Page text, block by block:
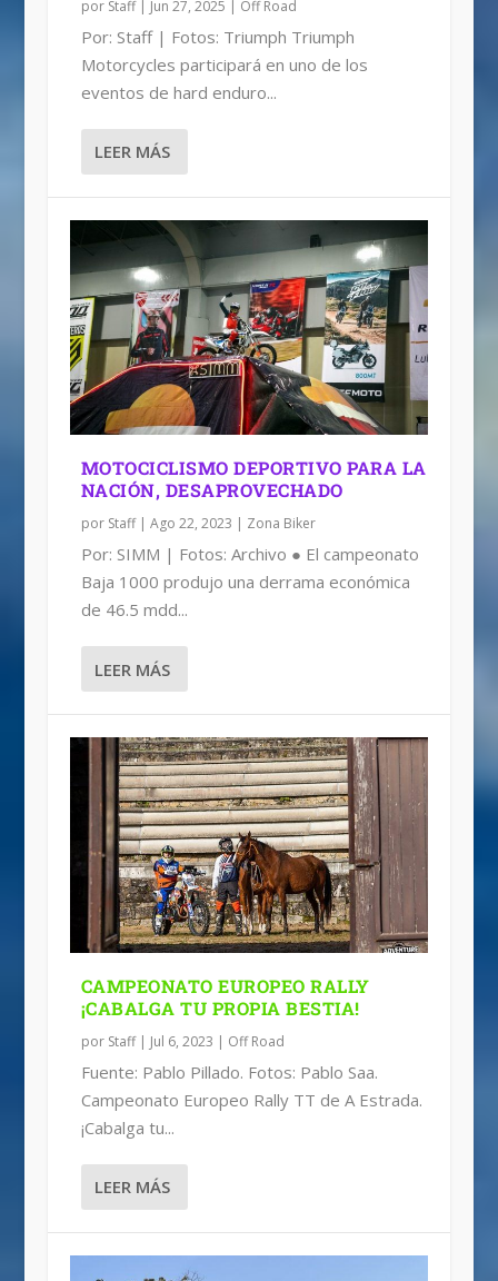
por Staff| Jun 27, 2025 | Off Road
Por: Staff | Fotos: Triumph Triumph
Motorcycles participará en uno de los
eventos de hard enduro...
LEER MÁS
MOTOCICLISMO DEPORTIVO PARA LA
NACIÓN, DESAPROVECHADO
por Staff| Ago 22, 2023 | Zona Biker
Por: SIMM | Fotos: Archivo ● El campeonato
Baja 1000 produjo una derrama económica
de 46.5 mdd...
LEER MÁS
CAMPEONATO EUROPEO RALLY
¡CABALGA TU PROPIA BESTIA!
por Staff| Jul 6, 2023 | Off Road
Fuente: Pablo Pillado. Fotos: Pablo Saa.
Campeonato Europeo Rally TT de A Estrada.
¡Cabalga tu...
LEER MÁS